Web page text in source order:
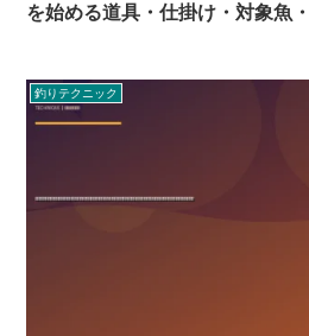
を始める道具・仕掛け・対象魚
釣りテクニック